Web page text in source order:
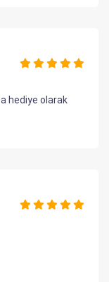
hediye olarak